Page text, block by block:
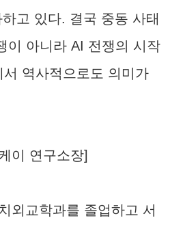
고 있다. 결국 중동 사태
이 아니라 AI 전쟁의 시작
역사적으로도 의미가
이 연구소장]
외교학과를 졸업하고 서